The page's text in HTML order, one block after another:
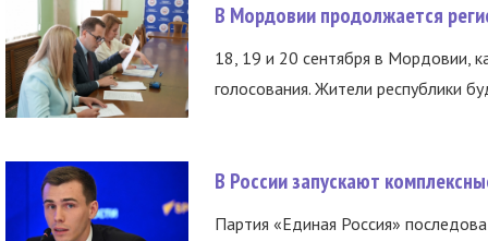
В Мордовии продолжается
18, 19 и 20 сентября в Мордовии,
голосования. Жители республики
В России запускают
Партия «Единая Россия»